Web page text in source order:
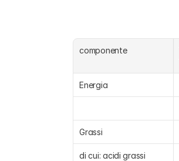
componente
Energia
Grassi
di cui: acidi grassi